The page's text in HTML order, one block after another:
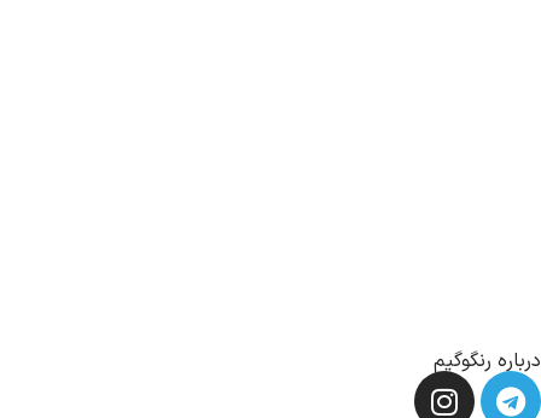
درباره رنگوگیم